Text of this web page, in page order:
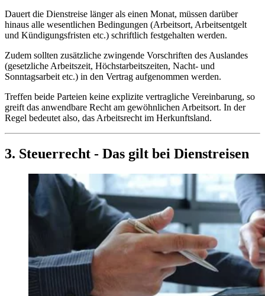
Dauert die Dienstreise länger als einen Monat, müssen darüber
hinaus alle wesentlichen Bedingungen (Arbeitsort, Arbeitsentgelt
und Kündigungsfristen etc.) schriftlich festgehalten werden.
Zudem sollten zusätzliche zwingende Vorschriften des Auslandes
(gesetzliche Arbeitszeit, Höchstarbeitszeiten, Nacht- und
Sonntagsarbeit etc.) in den Vertrag aufgenommen werden.
Treffen beide Parteien keine explizite vertragliche Vereinbarung, so
greift das anwendbare Recht am gewöhnlichen Arbeitsort. In der
Regel bedeutet also, das Arbeitsrecht im Herkunftsland.
3. Steuerrecht - Das gilt bei Dienstreisen